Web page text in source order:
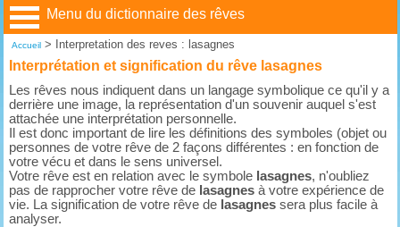
Menu du dictionnaire des rêves
Accueil> Interpretation des reves : lasagnes
Interprétation et signification du rêve lasagnes
Les rêves nous indiquent dans un langage symbolique ce qu'il y a
derrière une image, la représentation d'un souvenir auquel s'est
attachée une interprétation personnelle.
Il est donc important de lire les définitions des symboles (objet ou
personnes de votre rêve de 2 façons différentes : en fonction de
votre vécu et dans le sens universel.
Votre rêve est en relation avec le symbole lasagnes, n'oubliez
pas de rapprocher votre rêve de lasagnes à votre expérience de
vie. La signification de votre rêve de lasagnes sera plus facile à
analyser.